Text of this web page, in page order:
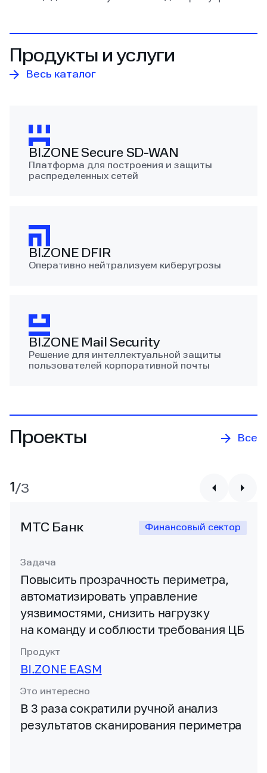
Продукты и услуги
Весь каталог
BI.ZONE Secure SD‑WAN
Платформа для построения и защиты
распределенных сетей
BI.ZONE DFIR
Оперативно нейтрализуем киберугрозы
BI.ZONE Mail Security
Решение для интеллектуальной защиты
пользователей корпоративной почты
Проекты Все
1/3
МТС Банк Финансовый сектор
Задача
Повысить прозрачность периметра,
автоматизировать управление
уязвимостями, снизить нагрузку
на команду и соблюсти требования ЦБ
Продукт
BI.ZONE EASM
Это интересно
В 3 раза сократили ручной анализ
результатов сканирования периметра